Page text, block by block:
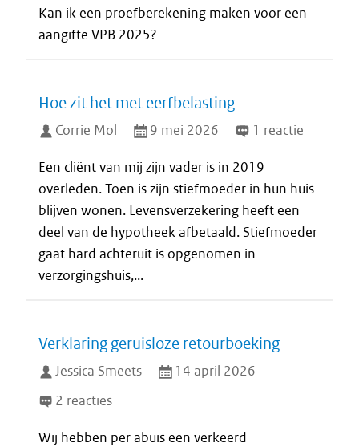
Kan ik een proefberekening maken voor een
aangifte VPB 2025?
Hoe zit het met eerfbelasting
Corrie Mol 9 mei 2026 1 reactie
Een cliënt van mij zijn vader is in 2019
overleden. Toen is zijn stiefmoeder in hun huis
blijven wonen. Levensverzekering heeft een
deel van de hypotheek afbetaald. Stiefmoeder
gaat hard achteruit is opgenomen in
verzorgingshuis,...
Verklaring geruisloze retourboeking
Jessica Smeets
14 april 2026
2 reacties
Wij hebben per abuis een verkeerd